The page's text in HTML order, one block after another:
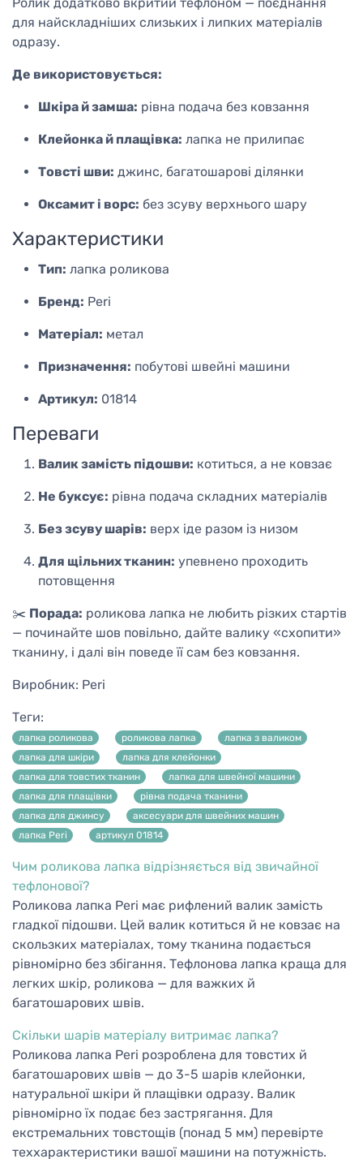
для найскладніших слизьких і липких матеріалів
одразу.
Де використовується:
Шкіра й замша: рівна подача без ковзання
Клейонка й плащівка: лапка не прилипає
Товсті шви: джинс, багатошарові ділянки
Оксамит і ворс: без зсуву верхнього шару
Характеристики
Тип: лапка роликова
Бренд: Peri
Матеріал: метал
Призначення: побутові швейні машини
Артикул: 01814
Переваги
Валик замість підошви: котиться, а не ковзає
Не буксує: рівна подача складних матеріалів
Без зсуву шарів: верх іде разом із низом
Для щільних тканин: упевнено проходить
потовщення
✂️ Порада: роликова лапка не любить різких стартів
— починайте шов повільно, дайте валику «схопити»
тканину, і далі він поведе її сам без ковзання.
Виробник: Peri
Теги:
лапка роликова роликова лапка
лапка з валиком
лапка для шкіри
лапка для клейонки
лапка для товстих тканин
лапка для швейної машини
лапка для плащівки
рівна подача тканини
лапка для джинсу
аксесуари для швейних машин
лапка Peri
артикул 01814
Чим роликова лапка відрізняється від звичайної
тефлонової?
Роликова лапка Peri має рифлений валик замість
гладкої підошви. Цей валик котиться й не ковзає на
скользких матеріалах, тому тканина подається
рівномірно без збігання. Тефлонова лапка краща для
легких шкір, роликова — для важких й
багатошарових швів.
Скільки шарів матеріалу витримає лапка?
Роликова лапка Peri розроблена для товстих й
багатошарових швів — до 3-5 шарів клейонки,
натуральної шкіри й плащівки одразу. Валик
рівномірно їх подає без застрягання. Для
екстремальних товстощів (понад 5 мм) перевірте
теххарактеристики вашої машини на потужність.